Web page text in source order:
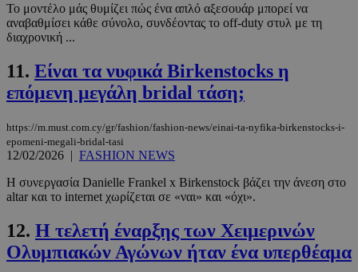
Το μοντέλο μάς θυμίζει πώς ένα απλό αξεσουάρ μπορεί να
αναβαθμίσει κάθε σύνολο, συνδέοντας το off-duty στυλ με τη
διαχρονική ...
11. Είναι τα νυφικά Birkenstocks η
επόμενη μεγάλη bridal τάση;
https://m.must.com.cy/gr/fashion/fashion-news/einai-ta-nyfika-birkenstocks-i-
epomeni-megali-bridal-tasi
12/02/2026 | FASHION NEWS
Η συνεργασία Danielle Frankel x Birkenstock βάζει την άνεση στο
altar και το internet χωρίζεται σε «ναι» και «όχι».
12. Η τελετή έναρξης των Χειμερινών
Ολυμπιακών Αγώνων ήταν ένα υπερθέαμα